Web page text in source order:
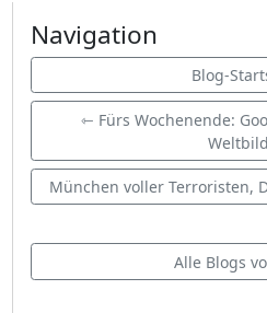
Navigation
Blog-
⇽ Fürs Wochenende:
München voller Terroristen,
Alle Blogs